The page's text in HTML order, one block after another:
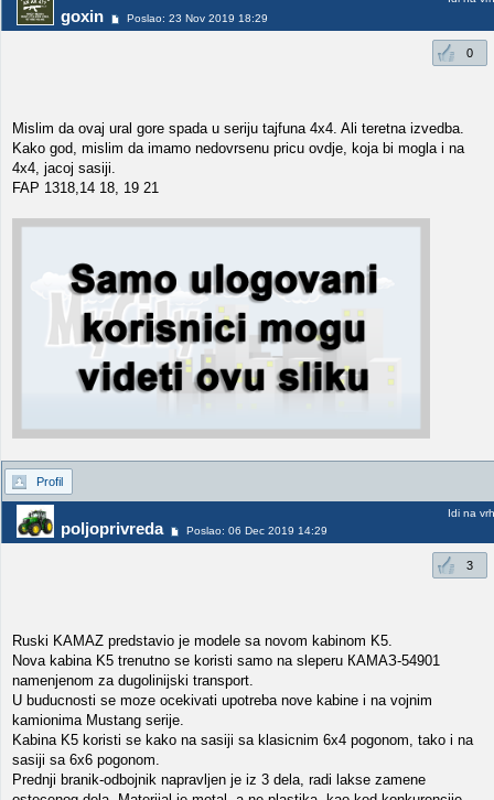
goxin Poslao: 23 Nov 2019 18:29
0
Mislim da ovaj ural gore spada u seriju tajfuna 4x4. Ali teretna izvedba.
Kako god, mislim da imamo nedovrsenu pricu ovdje, koja bi mogla i na
4x4, jacoj sasiji.
FAP 1318,14 18, 19 21
Profil
poljoprivreda Poslao: 06 Dec 2019 14:29
Idi na vrh
3
Ruski KAMAZ predstavio je modele sa novom kabinom K5.
Nova kabina K5 trenutno se koristi samo na sleperu КАМАЗ-54901
namenjenom za dugolinijski transport.
U buducnosti se moze ocekivati upotreba nove kabine i na vojnim
kamionima Mustang serije.
Kabina K5 koristi se kako na sasiji sa klasicnim 6x4 pogonom, tako i na
sasiji sa 6x6 pogonom.
Prednji branik-odbojnik napravljen je iz 3 dela, radi lakse zamene